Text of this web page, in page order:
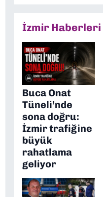
İzmir Haberleri
Buca Onat
Tüneli’nde
sona doğru:
İzmir trafiğine
büyük
rahatlama
geliyor